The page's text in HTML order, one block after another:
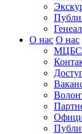
О нас О нас
МЦБС